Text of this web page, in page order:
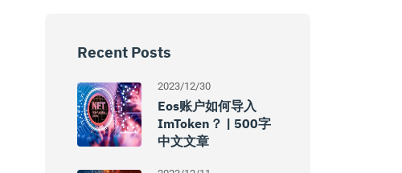
Recent Posts
2023/12/30
Eos账户如何导入
ImToken？ | 500字
中文文章